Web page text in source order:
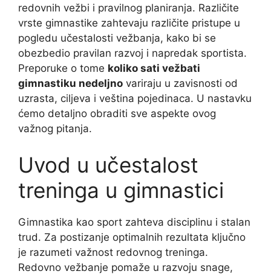
redovnih vežbi i pravilnog planiranja. Različite
vrste gimnastike zahtevaju različite pristupe u
pogledu učestalosti vežbanja, kako bi se
obezbedio pravilan razvoj i napredak sportista.
Preporuke o tome koliko sati vežbati
gimnastiku nedeljno variraju u zavisnosti od
uzrasta, ciljeva i veština pojedinaca. U nastavku
ćemo detaljno obraditi sve aspekte ovog
važnog pitanja.
Uvod u učestalost
treninga u gimnastici
Gimnastika kao sport zahteva disciplinu i stalan
trud. Za postizanje optimalnih rezultata ključno
je razumeti važnost redovnog treninga.
Redovno vežbanje pomaže u razvoju snage,